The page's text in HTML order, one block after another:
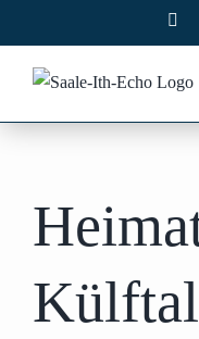
Inhalt
springen